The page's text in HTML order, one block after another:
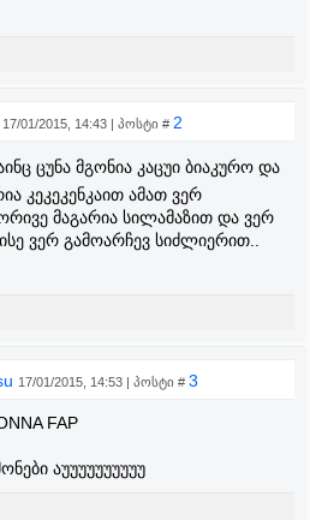
17/01/2015, 14:43 | პოსტი # 2
ცუნა მგონია კაცუი ბიაკურო და
კეკეკენკაით ამათ ვერ
მაგარია სილამაზით და ვერ
ვერ გამოარჩევ სიძლიერით..
17/01/2015, 14:53 | პოსტი # 3
FAP
აუუუუუუუუუუ